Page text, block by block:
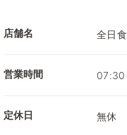
店舗名 全日
営業時間
定休日 無休